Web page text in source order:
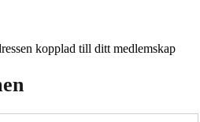
kopplad till ditt medlemskap